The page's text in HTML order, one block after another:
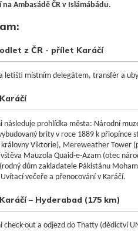
na Ambasádě ČR v Islámábádu.
z ČR - přílet Karáčí
letišti místním delegátem, transfér a
následuje prohlídka města: Národní
brity v roce 1889 k přiopínce
královny Viktorie), Mereweather Tower (
Mauzola Quaid-e-Azam (otec
(rodný dům zakladatele Pákistánu
Uvítací večeře a přenocování v Karáčí.
– Hyderabad (175 km)
check-out a odjezd do Thatty (dědictví